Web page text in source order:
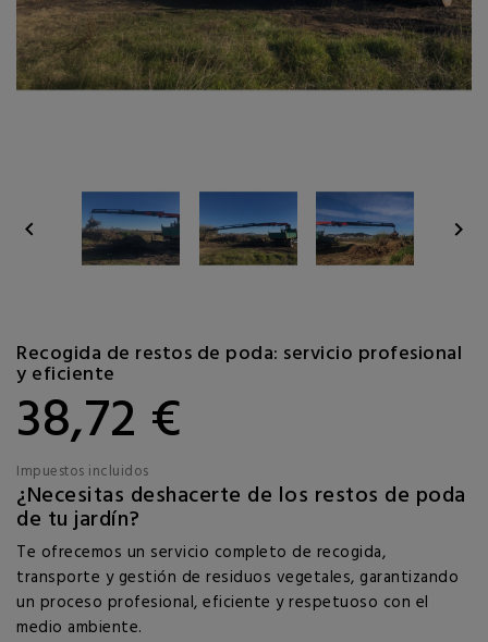
 
Recogida de restos de poda: servicio profesional
y eficiente
38,72 €
Impuestos incluidos
¿Necesitas deshacerte de los restos de poda
de tu jardín?
Te ofrecemos un servicio completo de recogida,
transporte y gestión de residuos vegetales, garantizando
un proceso profesional, eficiente y respetuoso con el
medio ambiente.